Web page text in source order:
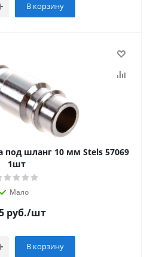
В корзину
шланг 10 мм Stels 57069
1шт
Мало
руб./шт
В корзину